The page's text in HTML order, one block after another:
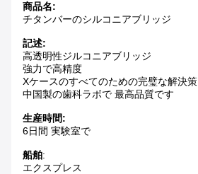
商品名:
チタンバーのシルコニアブリッジ
記述:
高透明性ジルコニアブリッジ
強力で高精度
Xケースのすべてのための完璧な解決策
中国製の歯科ラボで 最高品質です
生産時間:
6日間 実験室で
船舶:
エクスプレス